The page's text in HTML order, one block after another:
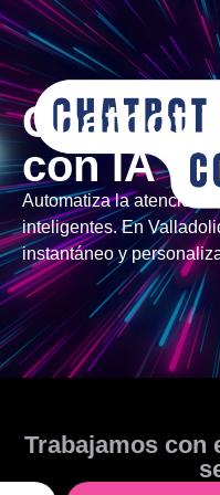
Chatbot
con IA
Automatiza la atención
inteligentes. En
instantáneo y
Trabajamos con